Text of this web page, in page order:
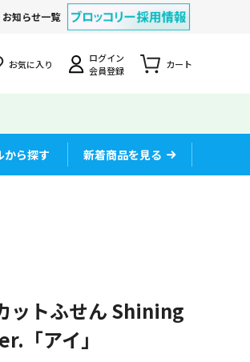
お知らせ一覧
お気に入り
ログイン
会員登録
カート
から探す 新着商品を見る
ットふせん Shining
「アイ」